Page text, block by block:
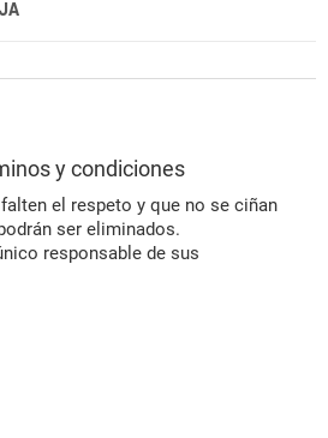
y condiciones
el respeto y que no se ciñan
ser eliminados.
responsable de sus